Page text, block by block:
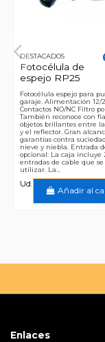
DESTACADOS
Fotocélula de
espejo RP25
Fotocélula espejo para
garaje. Alimentación 12/
Contactos NO/NC Filtro
También reconoce con
objetos brillantes entre
y el reflector. Gran
garantías contra
nieve y niebla. Entrada
opcional: La caja incluye
entradas de cable que
utilizar. La...
Ud.
Añadir al
Enlaces